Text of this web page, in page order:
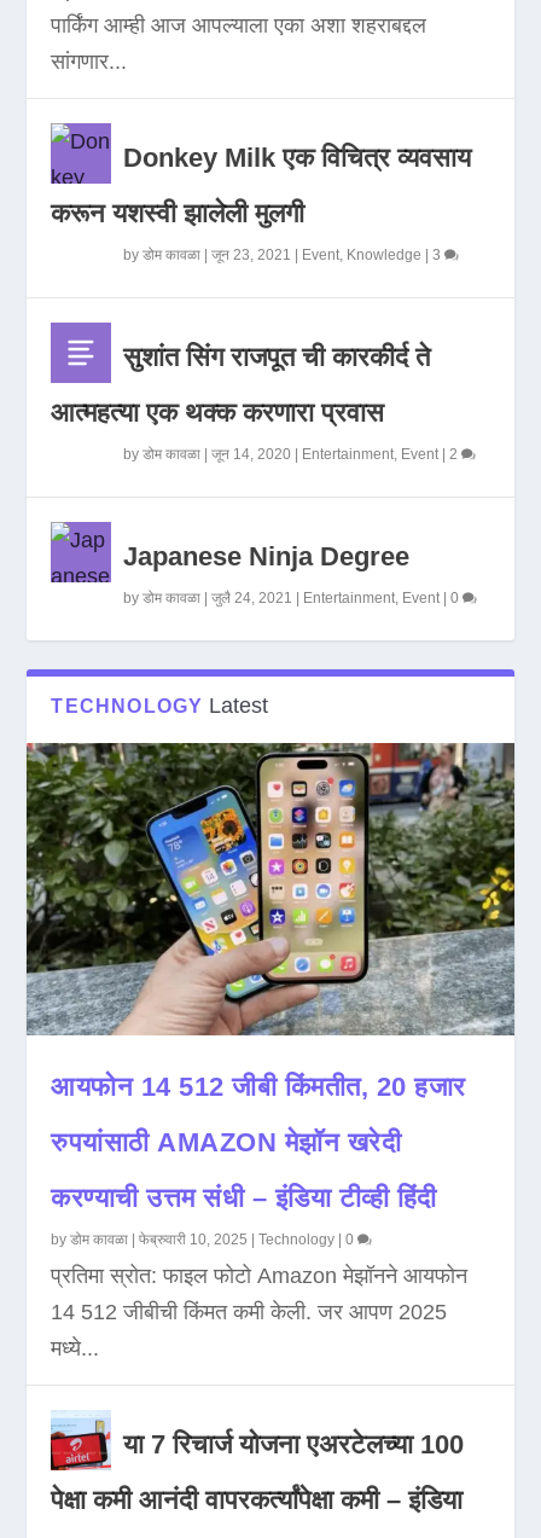
पार्किंग आम्ही आज आपल्याला एका अशा शहराबद्दल
सांगणार...
Donkey Milk एक विचित्र व्यवसाय
करून यशस्वी झालेली मुलगी
byडोम कावळा |जून 23, 2021 Event, Knowledge |3
सुशांत सिंग राजपूत ची कारकीर्द ते
आत्महत्या एक थक्क करणारा प्रवास
byडोम कावळा |जून 14, 2020 Entertainment, Event|2
Japanese Ninja Degree
byडोम कावळा |जुलै 24, 2021 Entertainment, Event|0
TECHNOLOGY Latest
आयफोन 14 512 जीबी किंमतीत, 20 हजार
रुपयांसाठी AMAZON मेझॉन खरेदी
करण्याची उत्तम संधी – इंडिया टीव्ही हिंदी
byडोम कावळा |फेब्रुवारी 10, 2025 |Technology |0
प्रतिमा स्रोत: फाइल फोटो Amazon मेझॉनने आयफोन
14 512 जीबीची किंमत कमी केली. जर आपण 2025
मध्ये...
या 7 रिचार्ज योजना एअरटेलच्या 100
पेक्षा कमी आनंदी वापरकर्त्यांपेक्षा कमी – इंडिया